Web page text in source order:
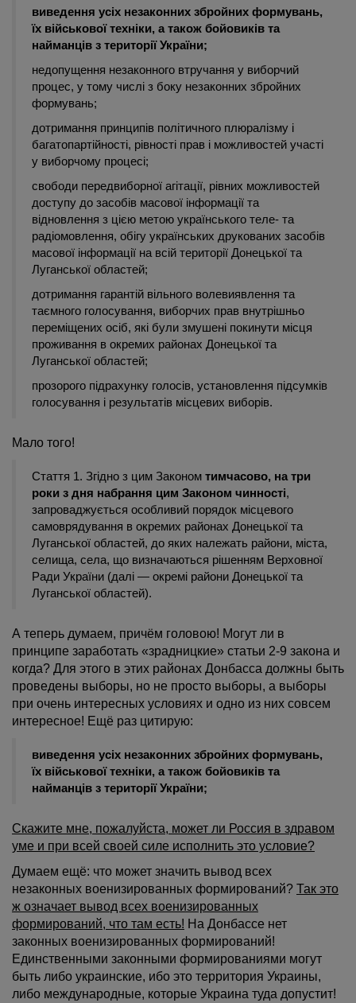
виведення усіх незаконних збройних формувань,
їх військової техніки, а також бойовиків та
найманців з території України;
недопущення незаконного втручання у виборчий
процес, у тому числі з боку незаконних збройних
формувань;
дотримання принципів політичного плюралізму і
багатопартійності, рівності прав і можливостей участі
у виборчому процесі;
свободи передвиборної агітації, рівних можливостей
доступу до засобів масової інформації та
відновлення з цією метою українського теле- та
радіомовлення, обігу українських друкованих засобів
масової інформації на всій території Донецької та
Луганської областей;
дотримання гарантій вільного волевиявлення та
таємного голосування, виборчих прав внутрішньо
переміщених осіб, які були змушені покинути місця
проживання в окремих районах Донецької та
Луганської областей;
прозорого підрахунку голосів, установлення підсумків
голосування і результатів місцевих виборів.
Мало того!
Стаття 1. Згідно з цим Законом тимчасово, на три
роки з дня набрання цим Законом чинності,
запроваджується особливий порядок місцевого
самоврядування в окремих районах Донецької та
Луганської областей, до яких належать райони, міста,
селища, села, що визначаються рішенням Верховної
Ради України (далі — окремі райони Донецької та
Луганської областей).
А теперь думаем, причём головою! Могут ли в
принципе заработать «зрадницкие» статьи 2-9 закона и
когда? Для этого в этих районах Донбасса должны быть
проведены выборы, но не просто выборы, а выборы
при очень интересных условиях и одно из них совсем
интересное! Ещё раз цитирую:
виведення усіх незаконних збройних формувань,
їх військової техніки, а також бойовиків та
найманців з території України;
Скажите мне, пожалуйста, может ли Россия в здравом
уме и при всей своей силе исполнить это условие?
Думаем ещё: что может значить вывод всех
незаконных военизированных формирований? Так это
ж означает вывод всех военизированных
формирований, что там есть! На Донбассе нет
законных военизированных формирований!
Единственными законными формированиями могут
быть либо украинские, ибо это территория Украины,
либо международные, которые Украина туда допустит!